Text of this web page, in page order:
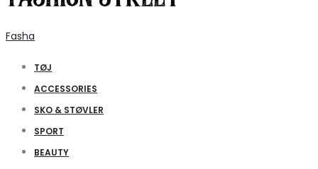
Fasha
TØJ
ACCESSORIES
SKO & STØVLER
SPORT
BEAUTY